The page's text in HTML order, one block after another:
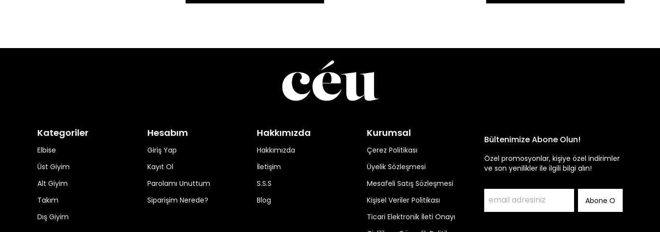
Kategoriler
Elbise
Üst Giyim
Alt Giyim
Takım
Dış Giyim
Hesabım
Giriş Yap
Kayıt Ol
Parolamı Unuttum
Siparişim Nerede?
Hakkımızda
Hakkımızda
İletişim
S.S.S
Blog
Kurumsal
Çerez Politikası
Üyelik Sözleşmesi
Mesafeli Satış Sözleşmesi
Kişisel Veriler Politikası
Ticari Elektronik İleti Onayı
Bültenimize Abone Olun!
Özel promosyonlar, kişiye özel indirimler
ve son yenilikler ile ilgili bilgi alın!
Abone O